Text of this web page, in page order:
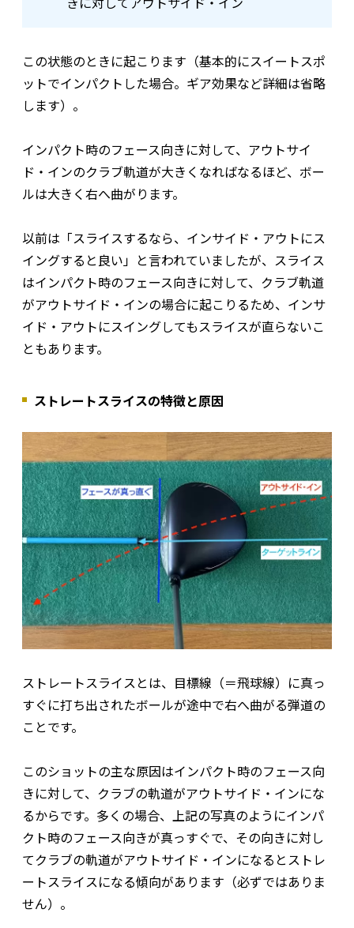
この状態のときに起こります（基本的にスイートスポ
ットでインパクトした場合。ギア効果など詳細は省略
します）。
インパクト時のフェース向きに対して、アウトサイ
ド・インのクラブ軌道が大きくなればなるほど、ボー
ルは大きく右へ曲がります。
以前は「スライスするなら、インサイド・アウトにス
イングすると良い」と言われていましたが、スライス
はインパクト時のフェース向きに対して、クラブ軌道
がアウトサイド・インの場合に起こりるため、インサ
イド・アウトにスイングしてもスライスが直らないこ
ともあります。
ストレートスライスの特徴と原因
ストレートスライスとは、目標線（＝飛球線）に真っ
すぐに打ち出されたボールが途中で右へ曲がる弾道の
ことです。
このショットの主な原因はインパクト時のフェース向
きに対して、クラブの軌道がアウトサイド・インにな
るからです。多くの場合、上記の写真のようにインパ
クト時のフェース向きが真っすぐで、その向きに対し
てクラブの軌道がアウトサイド・インになるとストレ
ートスライスになる傾向があります（必ずではありま
せん）。